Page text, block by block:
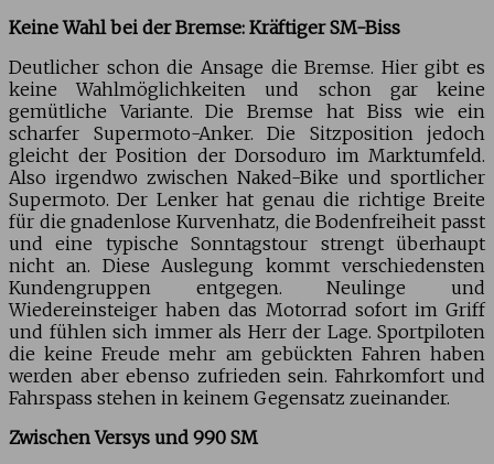
Keine Wahl bei der Bremse: Kräftiger SM-Biss
Deutlicher schon die Ansage die Bremse. Hier gibt es
keine Wahlmöglichkeiten und schon gar keine
gemütliche Variante. Die Bremse hat Biss wie ein
scharfer Supermoto-Anker. Die Sitzposition jedoch
gleicht der Position der Dorsoduro im Marktumfeld.
Also irgendwo zwischen Naked-Bike und sportlicher
Supermoto. Der Lenker hat genau die richtige Breite
für die gnadenlose Kurvenhatz, die Bodenfreiheit passt
und eine typische Sonntagstour strengt überhaupt
nicht an. Diese Auslegung kommt verschiedensten
Kundengruppen entgegen. Neulinge und
Wiedereinsteiger haben das Motorrad sofort im Griff
und fühlen sich immer als Herr der Lage. Sportpiloten
die keine Freude mehr am gebückten Fahren haben
werden aber ebenso zufrieden sein. Fahrkomfort und
Fahrspass stehen in keinem Gegensatz zueinander.
Zwischen Versys und 990 SM